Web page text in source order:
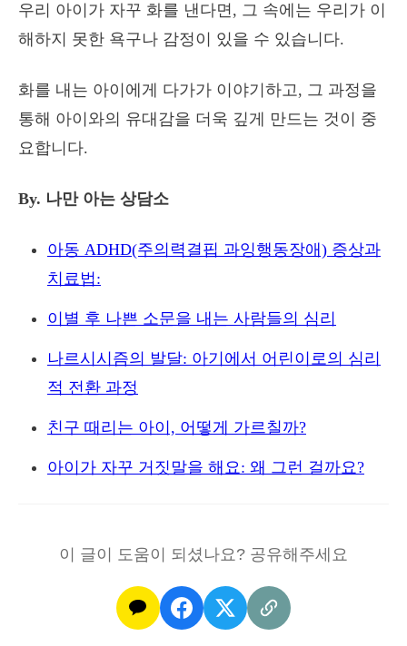
우리 아이가 자꾸 화를 낸다면, 그 속에는 우리가 이
해하지 못한 욕구나 감정이 있을 수 있습니다.
화를 내는 아이에게 다가가 이야기하고, 그 과정을
통해 아이와의 유대감을 더욱 깊게 만드는 것이 중
요합니다.
By. 나만 아는 상담소
아동 ADHD(주의력결핍 과잉행동장애) 증상과
치료법:
이별 후 나쁜 소문을 내는 사람들의 심리
나르시시즘의 발달: 아기에서 어린이로의 심리
적 전환 과정
친구 때리는 아이, 어떻게 가르칠까?
아이가 자꾸 거짓말을 해요: 왜 그런 걸까요?
이 글이 도움이 되셨나요? 공유해주세요